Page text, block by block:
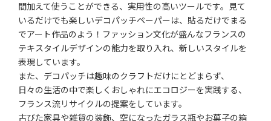
間加えて使うことができる、実用性の高いツールです。見て
いるだけでも楽しいデコパッチペーパーは、貼るだけでまる
でアート作品のよう！ファッション文化が盛んなフランスの
テキスタイルデザインの能力を取り入れ、新しいスタイルを
表現しています。
また、デコパッチは趣味のクラフトだけにとどまらず、
日々の生活の中で楽しくおしゃれにエコロジーを実践する、
フランス流リサイクルの提案をしています。
古びた家具や雑貨の装飾、空になったガラス瓶やお菓子の箱